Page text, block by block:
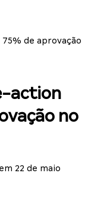
de aprovação
action
no
22 de maio